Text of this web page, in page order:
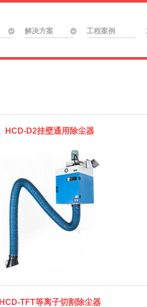
解决方案 工程案例
HCD-D2挂壁通用除尘器
HCD-TFT等离子切割除尘器